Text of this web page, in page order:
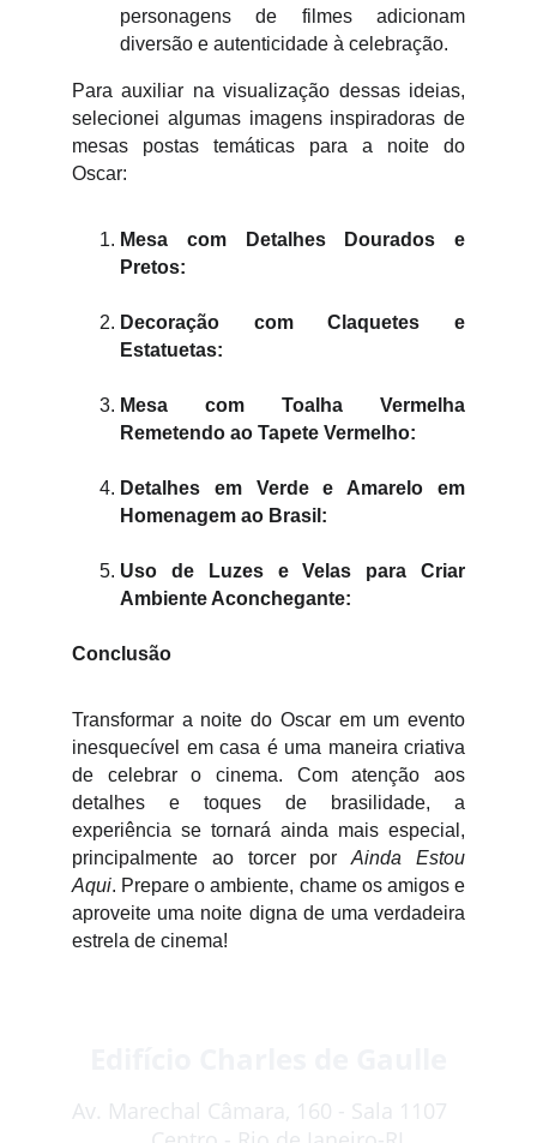
personagens de filmes adicionam
diversão e autenticidade à celebração.
Para auxiliar na visualização dessas ideias,
selecionei algumas imagens inspiradoras de
mesas postas temáticas para a noite do
Oscar:
Mesa com Detalhes Dourados e
Pretos:
Decoração com Claquetes e
Estatuetas:
Mesa com Toalha Vermelha
Remetendo ao Tapete Vermelho:
Detalhes em Verde e Amarelo em
Homenagem ao Brasil:
Uso de Luzes e Velas para Criar
Ambiente Aconchegante:
Conclusão
Transformar a noite do Oscar em um evento
inesquecível em casa é uma maneira criativa
de celebrar o cinema. Com atenção aos
detalhes e toques de brasilidade, a
experiência se tornará ainda mais especial,
principalmente ao torcer porAinda Estou
Aqui. Prepare o ambiente, chame os amigos e
aproveite uma noite digna de uma verdadeira
estrela de cinema!
Av. Marechal Câmara, 160 - Sala 1107